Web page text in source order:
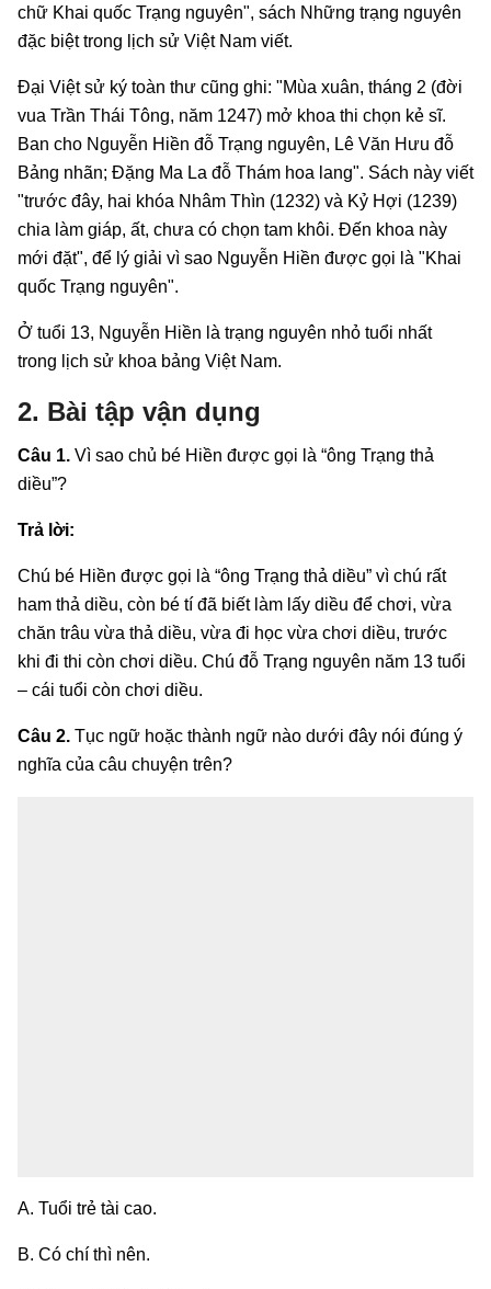
chữ Khai quốc Trạng nguyên", sách Những trạng nguyên
đặc biệt trong lịch sử Việt Nam viết.
Đại Việt sử ký toàn thư cũng ghi: "Mùa xuân, tháng 2 (đời
vua Trần Thái Tông, năm 1247) mở khoa thi chọn kẻ sĩ.
Ban cho Nguyễn Hiền đỗ Trạng nguyên, Lê Văn Hưu đỗ
Bảng nhãn; Đặng Ma La đỗ Thám hoa lang". Sách này viết
"trước đây, hai khóa Nhâm Thìn (1232) và Kỷ Hợi (1239)
chia làm giáp, ất, chưa có chọn tam khôi. Đến khoa này
mới đặt", để lý giải vì sao Nguyễn Hiền được gọi là "Khai
quốc Trạng nguyên".
Ở tuổi 13, Nguyễn Hiền là trạng nguyên nhỏ tuổi nhất
trong lịch sử khoa bảng Việt Nam.
2. Bài tập vận dụng
Câu 1. Vì sao chủ bé Hiền được gọi là “ông Trạng thả
diều”?
Trả lời:
Chú bé Hiền được gọi là “ông Trạng thả diều” vì chú rất
ham thả diều, còn bé tí đã biết làm lấy diều để chơi, vừa
chăn trâu vừa thả diều, vừa đi học vừa chơi diều, trước
khi đi thi còn chơi diều. Chú đỗ Trạng nguyên năm 13 tuổi
– cái tuổi còn chơi diều.
Câu 2. Tục ngữ hoặc thành ngữ nào dưới đây nói đúng ý
nghĩa của câu chuyện trên?
A. Tuổi trẻ tài cao.
B. Có chí thì nên.